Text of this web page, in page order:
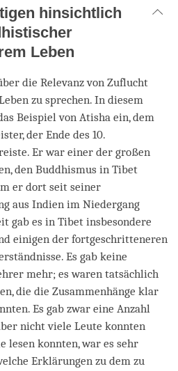
hinsichtlich
Leben
die Relevanz von Zuflucht
zu sprechen. In diesem
Beispiel von Atisha ein, dem
der Ende des 10.
Er war einer der großen
den Buddhismus in Tibet
er dort seit seiner
aus Indien im Niedergang
gab es in Tibet insbesondere
einigen der fortgeschritteneren
Es gab keine
mehr; es waren tatsächlich
die die Zusammenhänge klar
Es gab zwar eine Anzahl
nicht viele Leute konnten
lesen konnten, war es sehr
Erklärungen zu dem zu